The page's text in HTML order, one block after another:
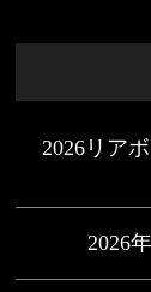
2026リア
2026